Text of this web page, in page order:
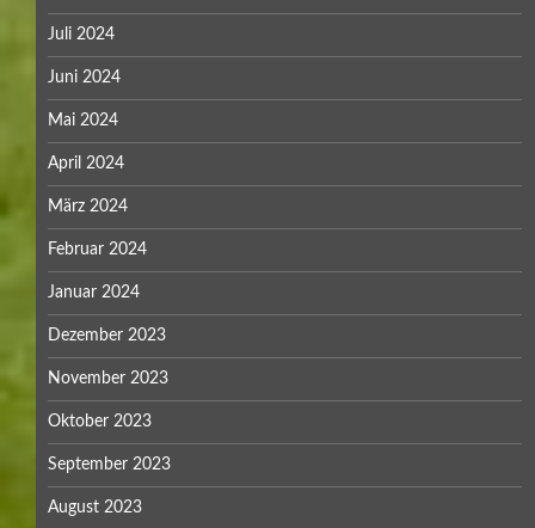
Juli 2024
Juni 2024
Mai 2024
April 2024
März 2024
Februar 2024
Januar 2024
Dezember 2023
November 2023
Oktober 2023
September 2023
August 2023